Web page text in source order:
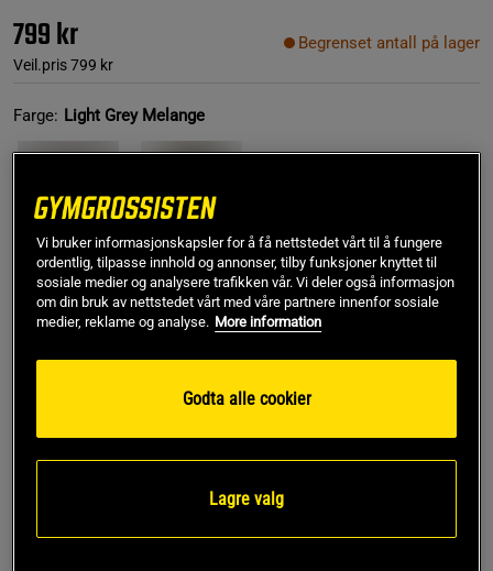
799 kr
Veil.pris799 kr
Begrenset antall på lager
Farge: Light Grey Melange
L
7340145524089
Vi bruker informasjonskapsler for å få nettstedet vårt til å fungere
ordentlig, tilpasse innhold og annonser, tilby funksjoner knyttet til
sosiale medier og analysere trafikken vår. Vi deler også informasjon
om din bruk av nettstedet vårt med våre partnere innenfor sosiale
medier, reklame og analyse. More information
Godta alle cookier
Lagre valg